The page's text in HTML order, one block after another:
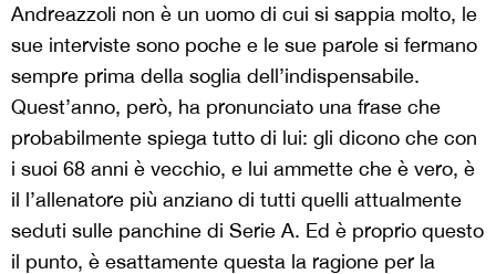
Andreazzoli non è un uomo di cui si sappia molto, le
sue interviste sono poche e le sue parole si fermano
sempre prima della soglia dell’indispensabile.
Quest’anno, però, ha pronunciato una frase che
probabilmente spiega tutto di lui: gli dicono che con
i suoi 68 anni è vecchio, e lui ammette che è vero, è
il l’allenatore più anziano di tutti quelli attualmente
seduti sulle panchine di Serie A. Ed è proprio questo
il punto, è esattamente questa la ragione per la